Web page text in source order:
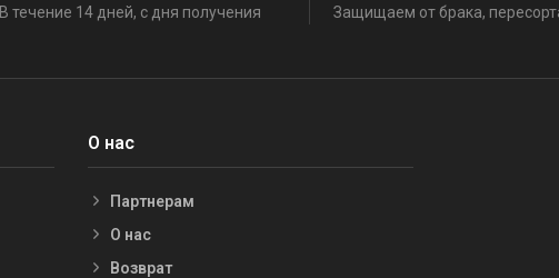
В течение 14 дней, с дня получения Защищаем от брака,
О нас
Партнерам
О нас
Возврат